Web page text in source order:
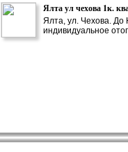
Ялта ул чехова 1к.
Ялта, ул. Чехова. До
индивидуальное